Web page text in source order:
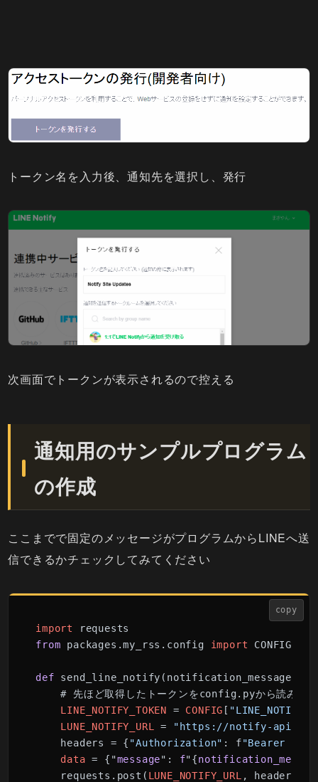
トークン名を入力後、通知先を選択し、発行
次画面でトークンが表示されるので控える
通知用のサンプルプログラム
の作成
ここまでで固定のメッセージがプログラムからLINEへ送
信できるかチェックしてみてください
copy
import
from packages.my_rss.config import CONFIG
def send_line_notify(notification_message):
# 先ほど取得したトークンをconfig.pyから読み込み
LINE_NOTIFY_TOKEN = CONFIG [
LUNE_NOTIFY_URL
=
"https://notify-
headers = { "Authorization" : f"Bearer
data = {"message": f"{
requests.post( LUNE_NOTIFY_URL ,